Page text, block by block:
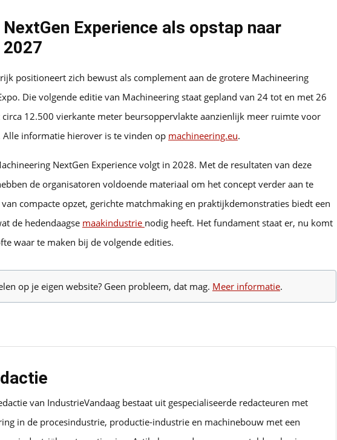
Experience als opstap naar
positioneert zich bewust als complement aan de grotere Machineering
Die volgende editie van Machineering staat gepland van 24 tot en met 26
12.500 vierkante meter beursoppervlakte aanzienlijk meer ruimte voor
Alle informatie hierover is te vinden op machineering.eu.
NextGen Experience volgt in 2028. Met de resultaten van deze
de organisatoren voldoende materiaal om het concept verder aan te
compacte opzet, gerichte matchmaking en praktijkdemonstraties biedt een
de hedendaagse maakindustrie nodig heeft. Het fundament staat er, nu komt
waar te maken bij de volgende edities.
op je eigen website? Geen probleem, dat mag. Meer informatie.
van IndustrieVandaag bestaat uit gespecialiseerde redacteuren met
in de procesindustrie, productie-industrie en machinebouw met een